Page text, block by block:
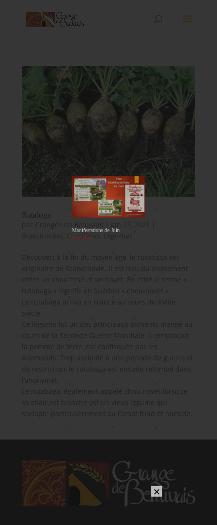
Manifestations de Juin
Rutabaga
Granges de Beauvais
Brassicacées
Crucifères
Découvert à la fin du moyen âge, le rutabaga est
entre un chou frisé et un navet. En effet le terme «
rutabaga » signifie en Suédois « chou-navet ».
Le rutabaga arriva en France au cours du XVIIIè
Ce légume fut un des principaux aliments mangé au
la pomme de terre, car confisquée par les
de restriction, le rutabaga est ensuite retombé dans